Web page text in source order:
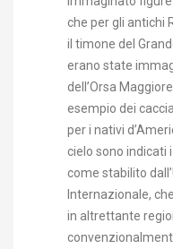
che per gli antichi
il timone del
erano state
dell’Orsa
esempio dei
per i nativi
cielo sono indicati
come stabilito
Internazionale,
in altrettante